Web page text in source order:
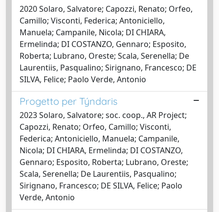
2020 Solaro, Salvatore; Capozzi, Renato; Orfeo,
Camillo; Visconti, Federica; Antoniciello,
Manuela; Campanile, Nicola; DI CHIARA,
Ermelinda; DI COSTANZO, Gennaro; Esposito,
Roberta; Lubrano, Oreste; Scala, Serenella; De
Laurentiis, Pasqualino; Sirignano, Francesco; DE
SILVA, Felice; Paolo Verde, Antonio
Progetto per Týndaris
2023 Solaro, Salvatore; soc. coop., AR Project;
Capozzi, Renato; Orfeo, Camillo; Visconti,
Federica; Antoniciello, Manuela; Campanile,
Nicola; DI CHIARA, Ermelinda; DI COSTANZO,
Gennaro; Esposito, Roberta; Lubrano, Oreste;
Scala, Serenella; De Laurentiis, Pasqualino;
Sirignano, Francesco; DE SILVA, Felice; Paolo
Verde, Antonio